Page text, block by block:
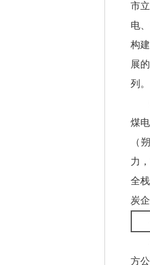
市
电
构
展
列。
煤
（
力
全
炭
方